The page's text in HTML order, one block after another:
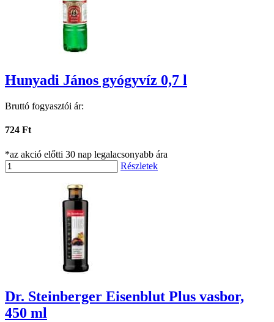
Hunyadi János gyógyvíz 0,7 l
Bruttó fogyasztói ár:
724 Ft
*az akció előtti 30 nap legalacsonyabb ára
Részletek
Dr. Steinberger Eisenblut Plus vasbor,
450 ml